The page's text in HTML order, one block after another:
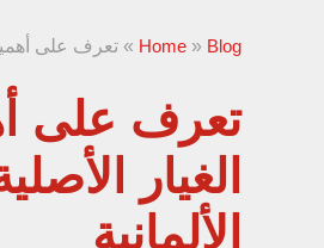
Home » Blog
» تعرف على
تعرف على
الغيار
الألمانية